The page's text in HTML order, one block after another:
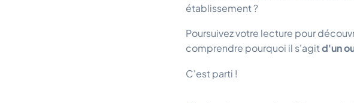
établissement ?
Poursuivez votre lecture pour
comprendre pourquoi il s'agitd'un
C'est parti !